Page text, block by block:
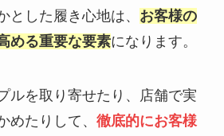
とした履き心地は、 お客様の
める重要な要素になります。
ルを取り寄せたり、店舗で実
めたりして、 徹底的にお客様